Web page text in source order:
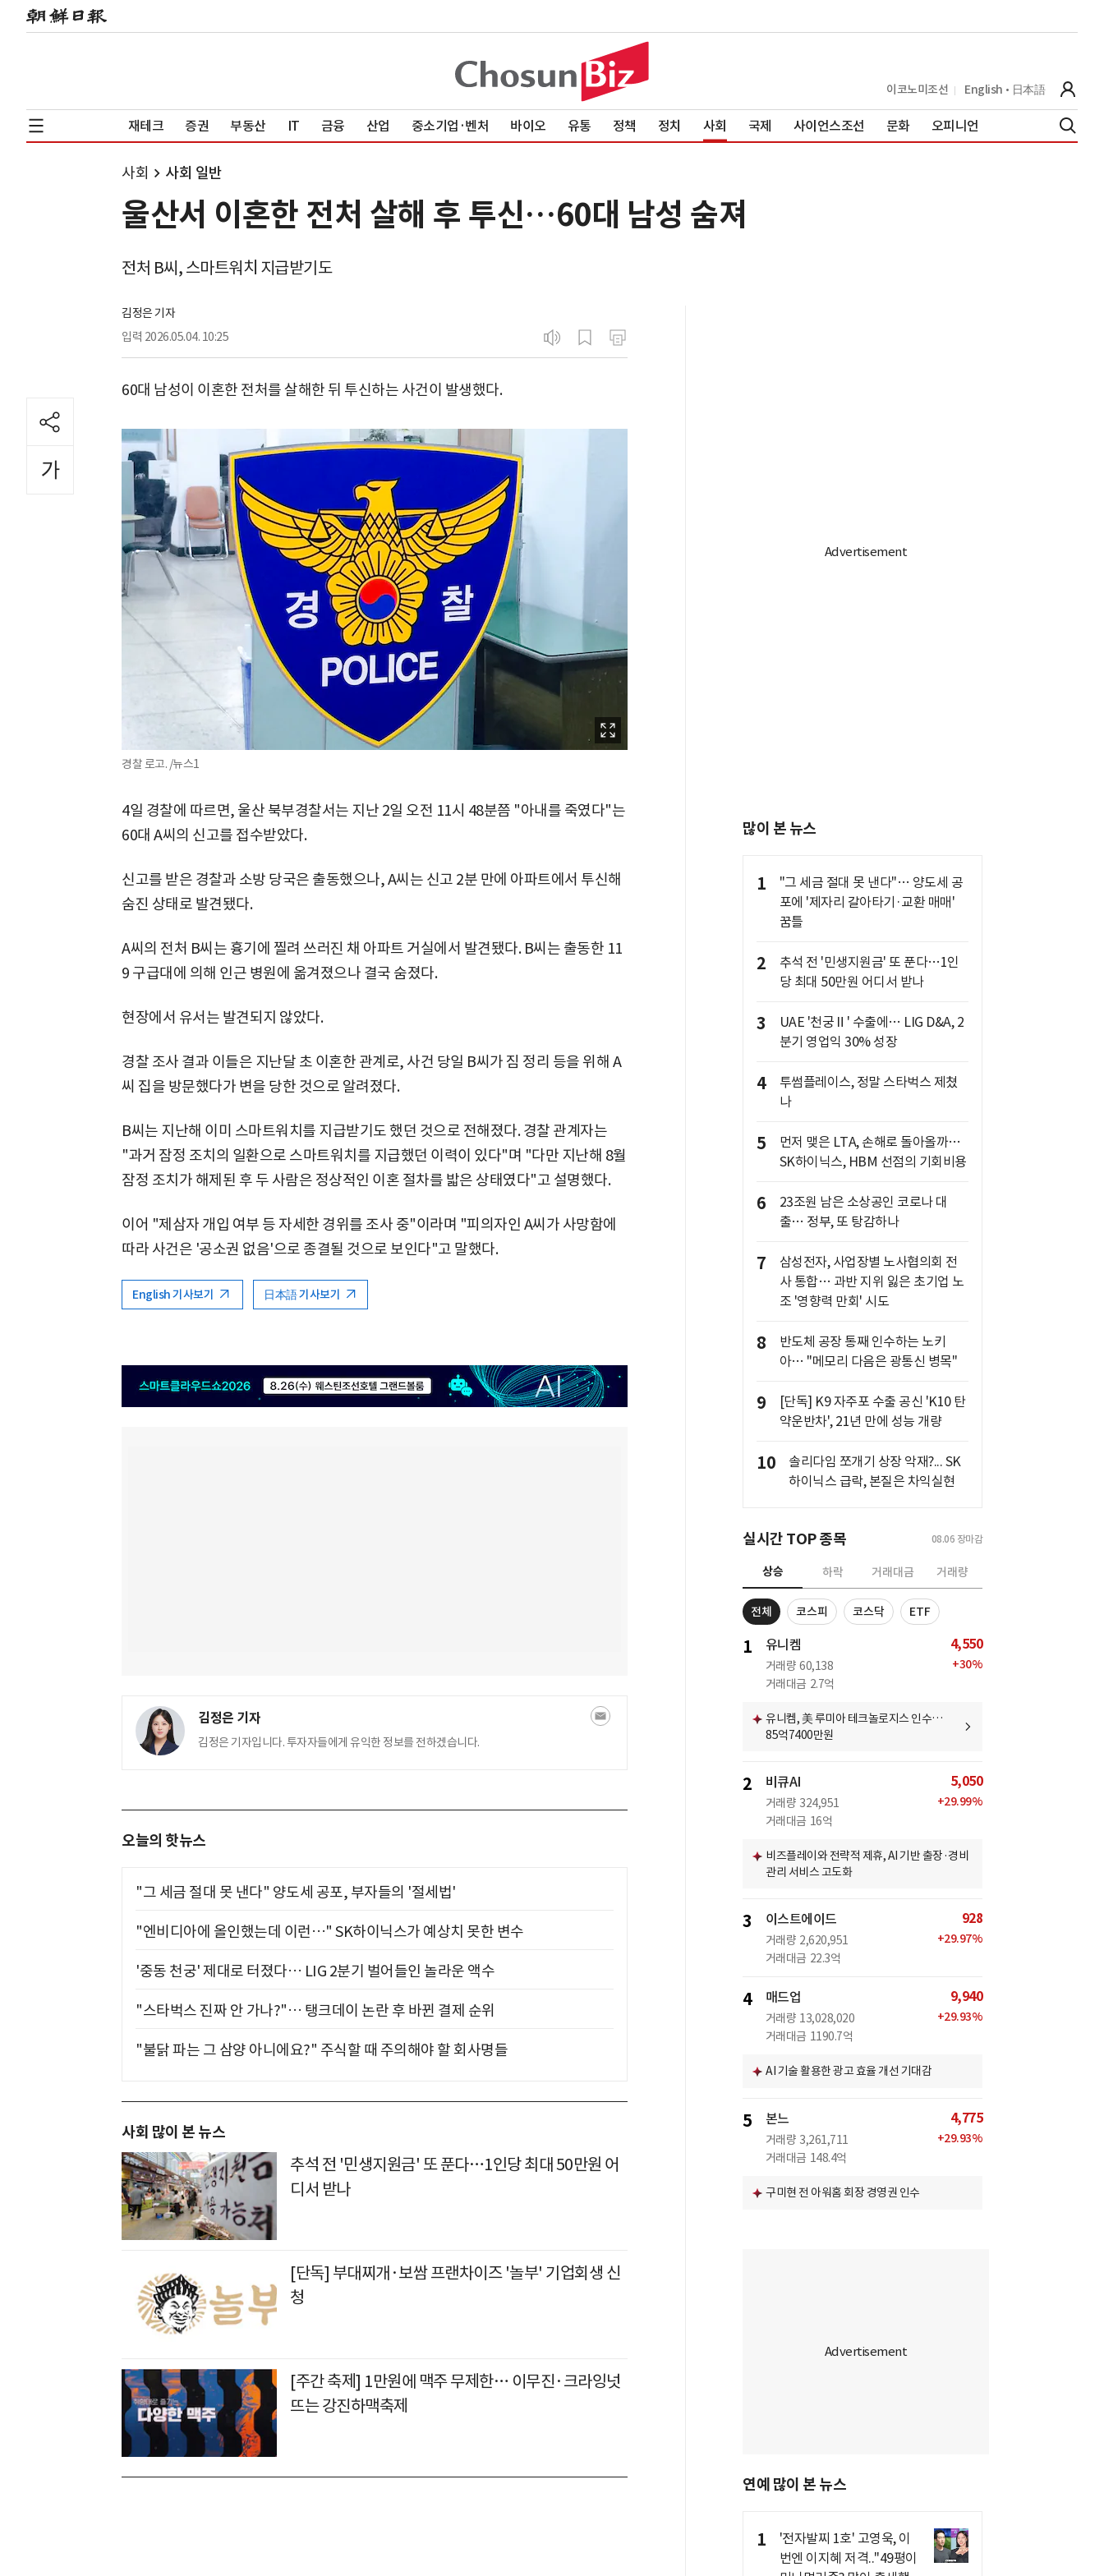
이코노미조선 English 日本語
재테크 증권 부동산 IT 금융 산업 중소기업·벤처 바이오 유통 정책 정치 사회 국제 사이언스조선 문화 오피니언
사회 사회 일반
울산서 이혼한 전처 살해 후 투신…60대 남성 숨져
전처 B씨, 스마트워치 지급받기도
김정은 기자
입력 2026.05.04. 10:25
60대 남성이 이혼한 전처를 살해한 뒤 투신하는 사건이 발생했다.
경찰 로고. /뉴스1
4일 경찰에 따르면, 울산 북부경찰서는 지난 2일 오전 11시 48분쯤 "아내를 죽였다"는
60대 A씨의 신고를 접수받았다.
신고를 받은 경찰과 소방 당국은 출동했으나, A씨는 신고 2분 만에 아파트에서 투신해
숨진 상태로 발견됐다.
A씨의 전처 B씨는 흉기에 찔려 쓰러진 채 아파트 거실에서 발견됐다. B씨는 출동한 11
9 구급대에 의해 인근 병원에 옮겨졌으나 결국 숨졌다.
현장에서 유서는 발견되지 않았다.
경찰 조사 결과 이들은 지난달 초 이혼한 관계로, 사건 당일 B씨가 짐 정리 등을 위해 A
씨 집을 방문했다가 변을 당한 것으로 알려졌다.
B씨는 지난해 이미 스마트워치를 지급받기도 했던 것으로 전해졌다. 경찰 관계자는
"과거 잠정 조치의 일환으로 스마트워치를 지급했던 이력이 있다"며 "다만 지난해 8월
잠정 조치가 해제된 후 두 사람은 정상적인 이혼 절차를 밟은 상태였다"고 설명했다.
이어 "제삼자 개입 여부 등 자세한 경위를 조사 중"이라며 "피의자인 A씨가 사망함에
따라 사건은 '공소권 없음'으로 종결될 것으로 보인다"고 말했다.
English 기사보기 日本語 기사보기
김정은 기자
김정은 기자입니다. 투자자들에게 유익한 정보를 전하겠습니다.
오늘의 핫뉴스
"그 세금 절대 못 낸다" 양도세 공포, 부자들의 '절세법'
"엔비디아에 올인했는데 이런…" SK하이닉스가 예상치 못한 변수
'중동 천궁' 제대로 터졌다… LIG 2분기 벌어들인 놀라운 액수
"스타벅스 진짜 안 가나?"… 탱크데이 논란 후 바뀐 결제 순위
"불닭 파는 그 삼양 아니에요?" 주식할 때 주의해야 할 회사명들
사회 많이 본 뉴스
추석 전 '민생지원금' 또 푼다…1인당 최대 50만원 어
디서 받나
[단독] 부대찌개·보쌈 프랜차이즈 '놀부' 기업회생 신
청
[주간 축제] 1만원에 맥주 무제한… 이무진·크라잉넛
뜨는 강진하맥축제
많이 본 뉴스
1
"그 세금 절대 못 낸다"… 양도세 공
포에 '제자리 갈아타기·교환 매매'
꿈틀
2
추석 전 '민생지원금' 또 푼다…1인
당 최대 50만원 어디서 받나
3
UAE '천궁Ⅱ' 수출에… LIG D&A, 2
분기 영업익 30% 성장
4
투썸플레이스, 정말 스타벅스 제쳤
나
5
먼저 맺은 LTA, 손해로 돌아올까…
SK하이닉스, HBM 선점의 기회비용
6
23조원 남은 소상공인 코로나 대
출… 정부, 또 탕감하나
7
삼성전자, 사업장별 노사협의회 전
사 통합… 과반 지위 잃은 초기업 노
조 '영향력 만회' 시도
8
반도체 공장 통째 인수하는 노키
아… "메모리 다음은 광통신 병목"
9
[단독] K9 자주포 수출 공신 'K10 탄
약운반차', 21년 만에 성능 개량
10
솔리다임 쪼개기 상장 악재?... SK
하이닉스 급락, 본질은 차익실현
실시간 TOP 종목 08.06 장마감
상승 하락 거래대금 거래량
전체 코스피 코스닥 ETF
1 유니켐
거래량 60,138
거래대금 2.7억
4,550
+30%
유니켐, 美 루미아 테크놀로지스 인수…
85억7400만원
2 비큐AI
거래량 324,951
거래대금 16억
5,050
+29.99%
비즈플레이와 전략적 제휴, AI 기반 출장·경비
관리 서비스 고도화
3 이스트에이드
거래량 2,620,951
거래대금 22.3억
928
+29.97%
4 매드업
거래량 13,028,020
거래대금 1190.7억
9,940
+29.93%
AI 기술 활용한 광고 효율 개선 기대감
5 본느
거래량 3,261,711
거래대금 148.4억
4,775
+29.93%
구미현 전 아워홈 회장 경영권 인수
연예 많이 본 뉴스
1
'전자발찌 1호' 고영욱, 이
번엔 이지혜 저격.."49평이